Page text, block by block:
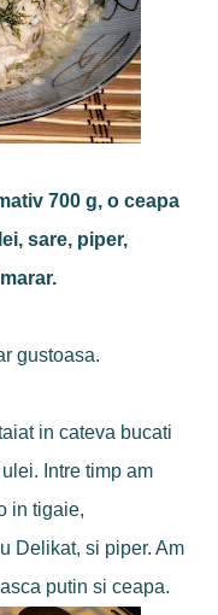
700 g, o ceapa
sare, piper,
gustoasa.
in cateva bucati
Intre timp am
in tigaie,
Delikat, si piper. Am
putin si ceapa.